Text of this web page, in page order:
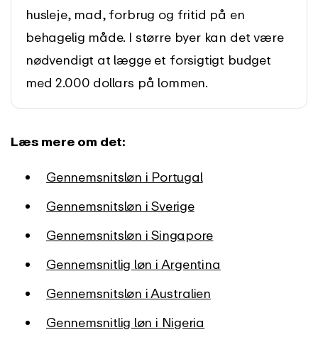
husleje, mad, forbrug og fritid på en
behagelig måde. I større byer kan det være
nødvendigt at lægge et forsigtigt budget
med 2.000 dollars på lommen.
Læs mere om det:
Gennemsnitsløn i Portugal
Gennemsnitsløn i Sverige
Gennemsnitsløn i Singapore
Gennemsnitlig løn i Argentina
Gennemsnitsløn i Australien
Gennemsnitlig løn i Nigeria